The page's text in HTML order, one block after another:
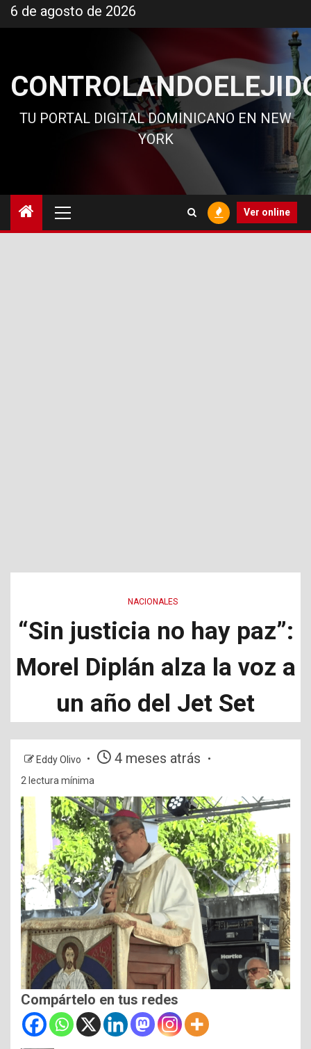
al
6 de agosto de 2026
TU PORTAL DIGITAL DOMINICANO EN NEW
YORK
principal
Ver online
NACIONALES
“Sin justicia no hay paz”:
Morel Diplán alza la voz a
un año del Jet Set
Eddy Olivo 4 meses atrás
2 lectura mínima
Compártelo en tus redes